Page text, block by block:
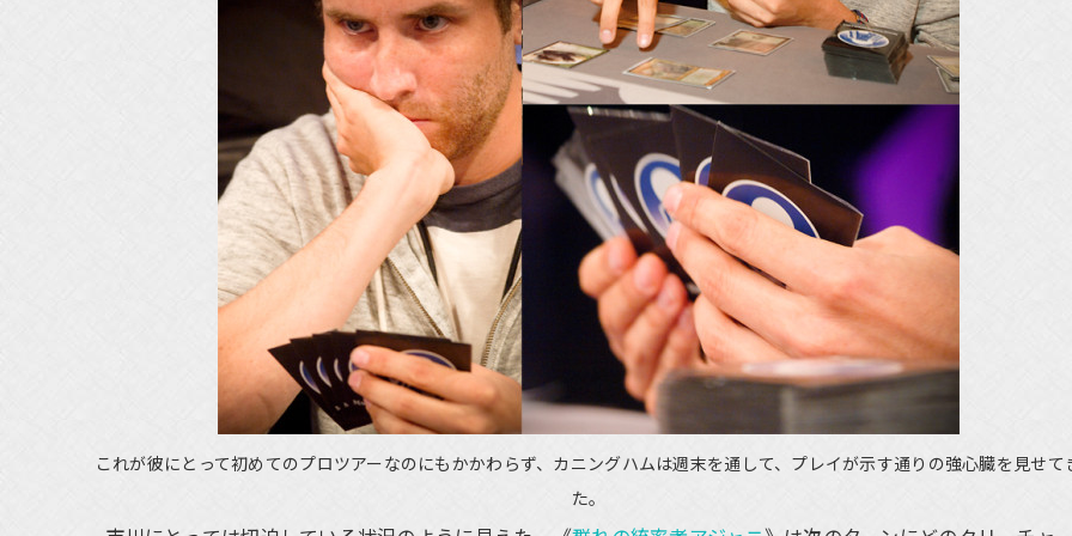
これが彼にとって初めてのプロツアーなのにもかかわらず、カニングハムは週末を通して、プレイが示す通りの強心臓を見せて
た。